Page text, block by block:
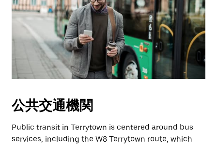
公共交通機関
Public transit in Terrytown is centered around bus
services, including the W8 Terrytown route, which